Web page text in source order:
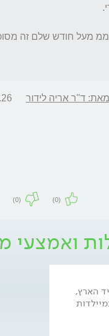
ד"ר אריה לידור
(0)
(0)
ואמצעי
הארץ,